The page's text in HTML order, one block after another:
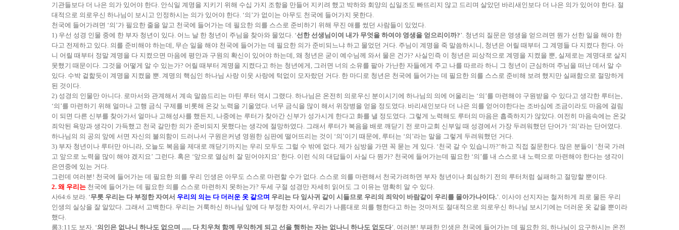
기관들보다 더 나은 의가 있어야 한다. 안식일 계명을 지키기 위해 수십 가지 조항을 만들어 지키려 했고 박하와 회양의 십일조도 빠뜨리지 않고 드리며 살았던 바리새인보다 더 나은 의가 있어야 한다. 절
대적으로 의로우신 하나님이 보시고 인정하시는 의가 있어야 한다. ‘의’가 없이는 아무도 천국에 들어가지 못한다.
천국에 들어가려면 ‘의’가 필요한 줄을 알고 천국에 들어가는 데 필요한 의를 스스로 준비하기 위해 무진 애를 썼던 사람들이 있었다.
1) 우선 성경 인물 중에 한 부자 청년이 있다. 어느 날 한 청년이 주님을 찾아와 물었다. ‘선한 선생님이여 내가 무엇을 하여야 영생을 얻으리이까?’. 청년의 질문은 영생을 얻으려면 뭔가 선한 일을 해야 한
다고 전제하고 있다. 의를 준비해야 하는데, 무슨 일을 해야 천국에 들어가는 데 필요한 의가 준비되느냐 하고 물었던 거다. 주님이 계명을 죽 말씀하시니, 청년은 어릴 때부터 그 계명들 다 지켰다 한다. 아
니 어릴 때부터 정말 계명을 다 지켰으면 마음에 평안과 구원의 확신이 있어야 하는데, 왜 청년은 굳이 예수님께 와서 물은 건가? 사실인즉 이 청년은 피상적으로 계명을 지켰을 뿐, 실제로는 계명대로 살지
못했기 때문이다. 그것을 어떻게 알 수 있는가? 어릴 때부터 계명을 지켰다고 하는 청년에게, 그러면 너의 소유를 팔아 가난한 자들에게 주고 나를 따르라 하니 그 청년이 근심하며 주님을 떠난 데서 알 수
있다. 수박 겉핥듯이 계명을 지켰을 뿐. 계명의 핵심인 하나님 사랑 이웃 사랑에 턱없이 모자랐던 거다. 한 마디로 청년은 천국에 들어가는 데 필요한 의를 스스로 준비해 보려 했지만 실패함으로 절망하게
된 것이다.
2) 성경의 인물만 아니다. 로마서와 관계해서 계속 말씀드리는 마틴 루터 역시 그랬다. 하나님은 온전히 의로우신 분이시기에 하나님의 의에 어울리는 ‘의’를 마련해야 구원받을 수 있다고 생각한 루터는,
‘의’를 마련하기 위해 얼마나 고행 금식 구제를 비롯해 온갖 노력을 기울였다. 너무 금식을 많이 해서 위장병을 얻을 정도였다. 바리새인보다 더 나은 의를 얻어야한다는 조바심에 조금이라도 마음에 걸림
이 되면 다른 신부를 찾아가서 얼마나 고해성사를 했든지, 나중에는 루터가 찾아간 신부가 성가시게 한다고 화를 낼 정도였다. 그렇게 노력해도 루터의 마음은 흡족하지가 않았다. 여전히 마음속에는 온갖
죄악된 욕망과 생각이 가득했고 천국 갈만한 의가 준비되지 못했다는 생각에 절망하였다. 그래서 루터가 복음을 배로 깨닫기 전 로마교회 신부일 때 성경에서 가장 두려워했던 단어가 ‘의’라는 단어였다.
하나님의 의 공의 앞에 서면 자신의 불의함이 드러나서 구원은커녕 영원한 심판에 떨어뜨리는 것이 ‘의’이기 때문에, 루터는 ‘의’라는 말을 그렇게 두려워했던 거다.
3) 부자 청년이나 루터만 아니라, 오늘도 복음을 제대로 깨닫기까지는 우리 모두도 그럴 수 밖에 없다. 제가 심방을 가면 꼭 묻는 게 있다. ‘천국 갈 수 있습니까?’하고 직접 질문한다. 많은 분들이 ‘천국 가려
고 앞으로 노력을 많이 해야 겠지요’ 그런다. 혹은 ‘앞으로 열심히 잘 믿어야지요’ 한다. 이런 식의 대답들이 사실 다 뭔가? 천국에 들어가는데 필요한 ‘의’를 내 스스로 내 노력으로 마련해야 한다는 생각이
은연중에 있는 거다.
그런데 여러분! 천국에 들어가는 데 필요한 의를 우리 인생은 아무도 스스로 마련할 수가 없다. 스스로 의를 마련해서 천국가려하면 부자 청년이나 회심하기 전의 루터처럼 실패하고 절망할 뿐이다.
2. 왜 우리는 천국에 들어가는 데 필요한 의를 스스로 마련하지 못하는가? 두세 구절 성경만 자세히 읽어도 그 이유는 명확히 알 수 있다.
사64:6 보라. ‘무릇 우리는 다 부정한 자여서 우리의 의는 다 더러운 옷 같으며 우리는 다 잎사귀 같이 시들므로 우리의 죄악이 바람같이 우리를 몰아가나이다.’. 이사야 선지자는 철저하게 죄로 물든 우리
인생의 실상을 잘 알았다. 그래서 고백한다. 우리는 거룩하신 하나님 앞에 다 부정한 자여서, 우리가 나름대로 의를 행한다고 하는 것마저도 절대적으로 의로우신 하나님 보시기에는 더러운 옷 같을 뿐이라
했다.
롬3:11도 보자. ‘의인은 없나니 하나도 없으며 ...... 다 치우쳐 함께 무익하게 되고 선을 행하는 자는 없나니 하나도 없도다’. 여러분! 부패한 인생은 천국에 들어가는 데 필요한 의, 하나님이 요구하시는 온전